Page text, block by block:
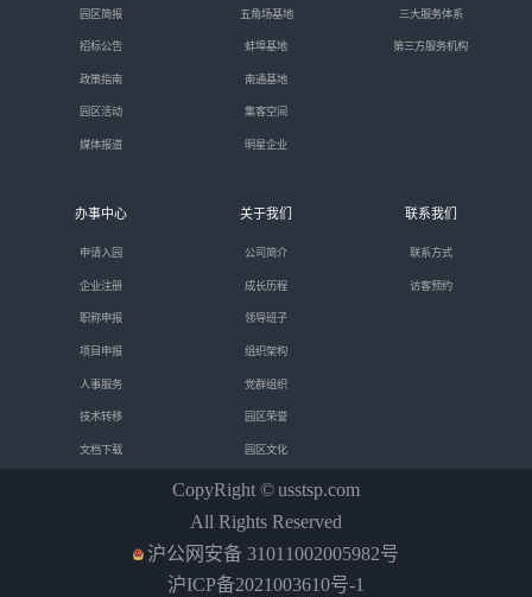
园区简报
招标公告
政策指南
园区活动
媒体报道
五角场基地
蚌埠基地
南通基地
集客空间
明星企业
三大服务体系
第三方服务机构
办事中心
申请入园
企业注册
职称申报
项目申报
人事服务
技术转移
文档下载
关于我们
公司简介
成长历程
领导班子
组织架构
党群组织
园区荣誉
园区文化
联系我们
联系方式
访客预约
CopyRight ©usstsp.com
All Rights Reserved
沪公网安备 31011002005982号
沪ICP备2021003610号-1